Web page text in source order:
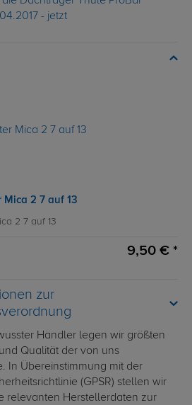
- jetzt
Mica 2 7 auf 13
2 7 auf 13
9,50 € *
zur
Händler legen wir größten
Qualität der von uns
In Übereinstimmung mit der
(GPSR) stellen wir
relevanten Herstellerdaten zur